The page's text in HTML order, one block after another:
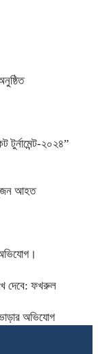
টুর্নামেন্ট-২০২৪”
সুজন আহত
অভিযোগ।
দেবে: ফখরুল
অভিযোগ